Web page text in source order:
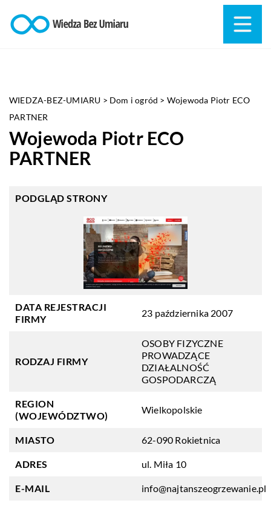
WIEDZA-BEZ-UMIARU > Dom i ogród > Wojewoda Piotr ECO
PARTNER
Wojewoda Piotr ECO
PARTNER
PODGLĄD STRONY
DATA REJESTRACJI
FIRMY
23 października 2007
RODZAJ FIRMY
OSOBY FIZYCZNE
PROWADZĄCE
DZIAŁALNOŚĆ
GOSPODARCZĄ
REGION
(WOJEWÓDZTWO)
Wielkopolskie
MIASTO 62-090 Rokietnica
ADRES ul. Miła 10
E-MAIL info@najtanszeogrzewanie.pl